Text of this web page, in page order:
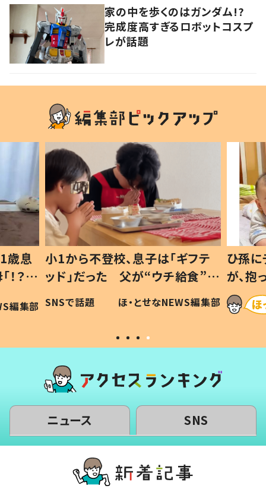
家の中を歩くのはガンダム!?
完成度高すぎるロボットコスプ
レが話題
歳息
？」
編集部
小1から不登校、息子は「ギフテ
ッド」だった 父が“ウチ給食”を
作り続ける理由とは #令和の親
#令和の子
SNSで話題 ほ・とせなNEWS編集部
ひ孫
が、
「涙が
い」
ニュース SNS